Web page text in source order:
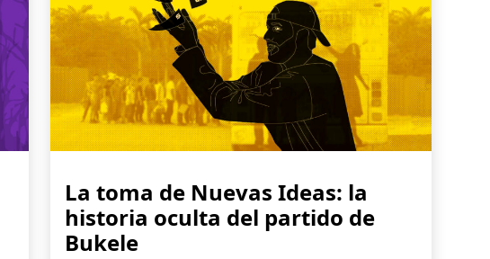
La toma de Nuevas Ideas: la
historia oculta del partido de
Bukele